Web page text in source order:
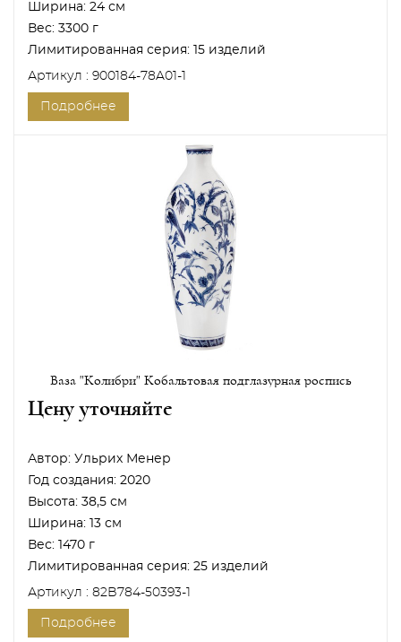
Ширина: 24 см
Вес: 3300 г
Лимитированная серия:
15 изделий
Артикул : 900184-78A01-1
Подробнее
Ваза "Колибри" Кобальтовая подглазурная роспись
Цену уточняйте
Автор: Ульрих Менер
Год создания: 2020
Высота: 38,5 см
Ширина:
13 см
Вес:
1470 г
Лимитированная серия: 25 изделий
Артикул : 82B784-50393-1
Подробнее